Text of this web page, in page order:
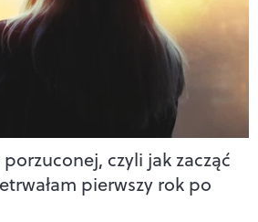
czyli jak zacząć
pierwszy rok po